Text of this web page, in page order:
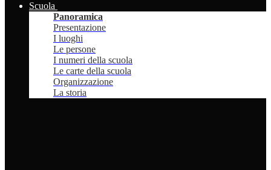
Scuola
Panoramica
Presentazione
I luoghi
Le persone
I numeri della scuola
Le carte della scuola
Organizzazione
La storia